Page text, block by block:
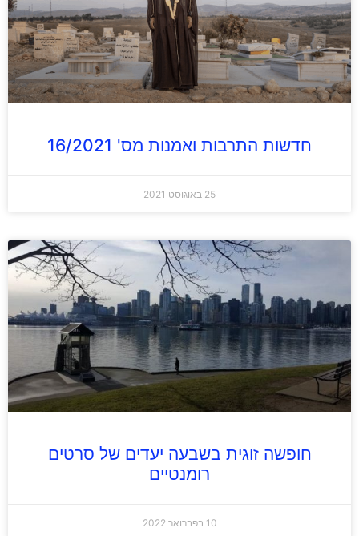
חדשות התרבות ואמנות מס' 16/2021
25 באוגוסט 2021
חופשה זוגית בשבעה יעדים של סרטים
רומנטיים
10 בפברואר 2022